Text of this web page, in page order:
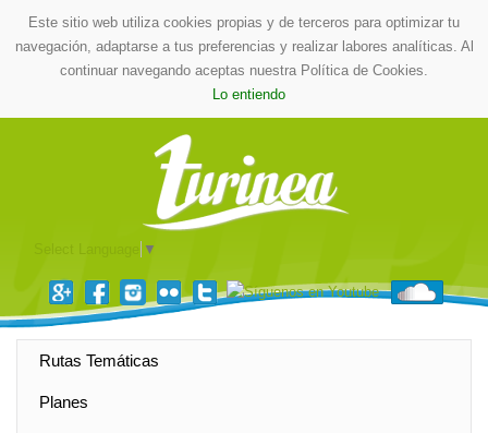
Este sitio web utiliza cookies propias y de terceros para optimizar tu
navegación, adaptarse a tus preferencias y realizar labores analíticas. Al
continuar navegando aceptas nuestra Política de Cookies.
Lo entiendo
▼
Rutas Temáticas
Planes